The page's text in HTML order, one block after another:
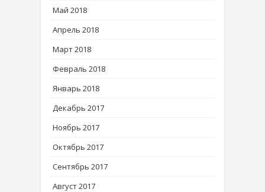
Май 2018
Апрель 2018
Март 2018
Февраль 2018
Январь 2018
Декабрь 2017
Ноябрь 2017
Октябрь 2017
Сентябрь 2017
Август 2017